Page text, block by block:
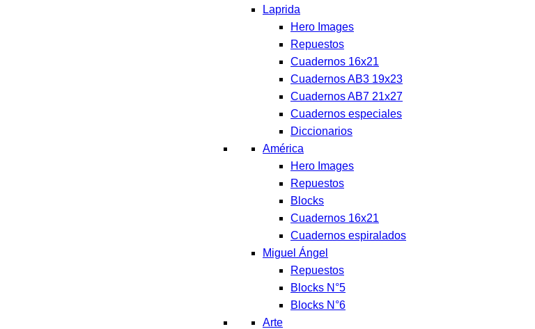
Laprida
Hero Images
Repuestos
Cuadernos 16x21
Cuadernos AB3 19x23
Cuadernos AB7 21x27
Cuadernos especiales
Diccionarios
América
Hero Images
Repuestos
Blocks
Cuadernos 16x21
Cuadernos espiralados
Miguel Ángel
Repuestos
Blocks N°5
Blocks N°6
Arte